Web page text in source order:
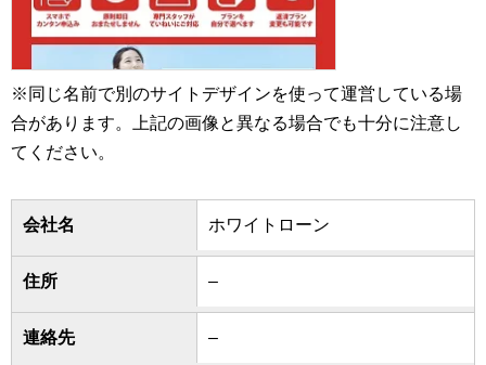
※同じ名前で別のサイトデザインを使って運営している場
合があります。上記の画像と異なる場合でも十分に注意し
てください。
会社名 ホワイトローン
住所 –
連絡先 –